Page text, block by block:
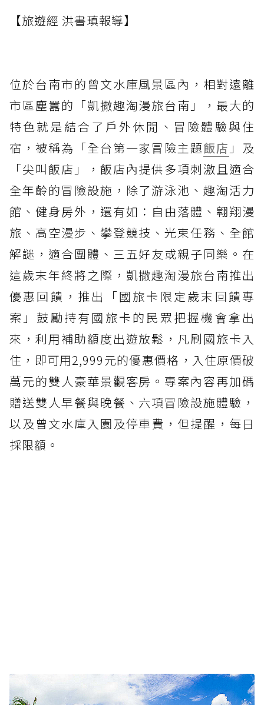
【旅遊經 洪書瑱報導】
位於台南市的曾文水庫風景區內，相對遠離
市區塵囂的「凱撒趣淘漫旅台南」，最大的
特色就是結合了戶外休閒、冒險體驗與住
宿，被稱為「全台第一家冒險主題飯店 」及
「尖叫飯店」，飯店內提供多項刺激且適合
全年齡的冒險設施，除了游泳池、趣淘活力
館、健身房外，還有如：自由落體、翱翔漫
旅、高空漫步、攀登競技、光束任務、全館
解謎，適合團體、三五好友或親子同樂。在
這歲末年終將之際，凱撒趣淘漫旅台南推出
優惠回饋，推出「國旅卡限定歲末回饋專
案」鼓勵持有國旅卡的民眾把握機會拿出
來，利用補助額度出遊放鬆，凡刷國旅卡入
住，即可用2,999元的優惠價格，入住原價破
萬元的雙人豪華景觀客房。專案內容再加碼
贈送雙人早餐與晚餐、六項冒險設施體驗，
以及曾文水庫入園及停車費，但提醒，每日
採限額。